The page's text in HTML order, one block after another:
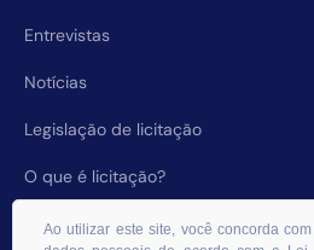
Entrevistas
Notícias
Legislação de licitação
O que é licitação?
Ao utilizar este site, você concorda